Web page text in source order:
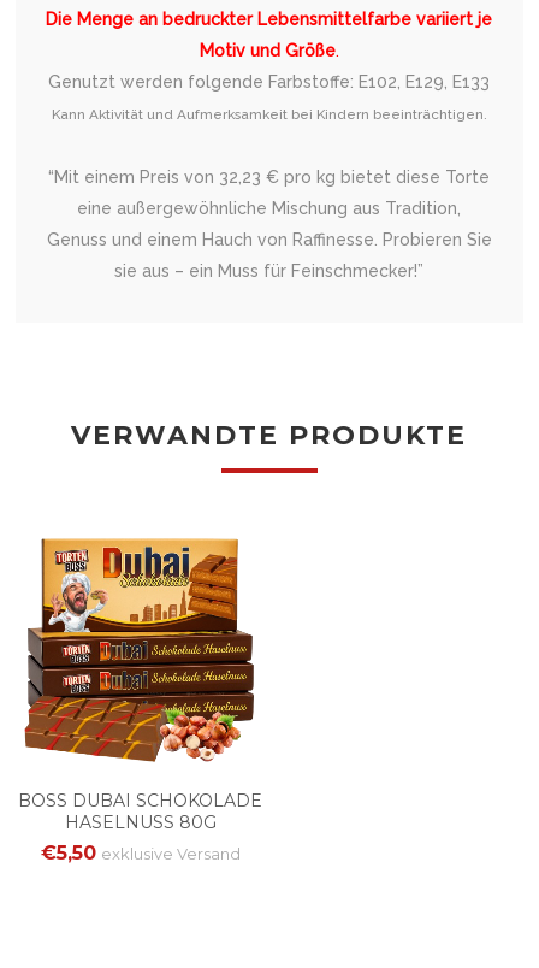
Die Menge an bedruckter Lebensmittelfarbe variiert je
Motiv und Größe.
Genutzt werden folgende Farbstoffe: E102, E129, E133
Kann Aktivität und Aufmerksamkeit bei Kindern beeinträchtigen.
“Mit einem Preis von 32,23 € pro kg bietet diese Torte
eine außergewöhnliche Mischung aus Tradition,
Genuss und einem Hauch von Raffinesse. Probieren Sie
sie aus – ein Muss für Feinschmecker!”
VERWANDTE PRODUKTE
BOSS DUBAI SCHOKOLADE
HASELNUSS 80G
€5,50 exklusive Versand